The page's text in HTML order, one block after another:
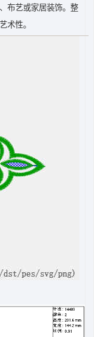
布艺或家居装饰。整
术性。